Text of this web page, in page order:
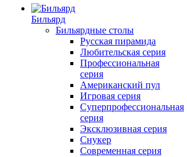
Бильярд
Бильярдные столы
Русская пирамида
Любительская серия
Профессиональная
серия
Американский пул
Игровая серия
Суперпрофессиональная
серия
Эксклюзивная серия
Снукер
Современная серия